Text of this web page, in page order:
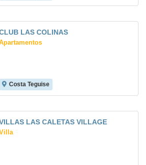
LAS COLINAS
Costa Teguise
LAS CALETAS VILLAGE